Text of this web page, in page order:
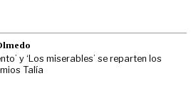
y ‘Los miserables’ se reparten los
Talía